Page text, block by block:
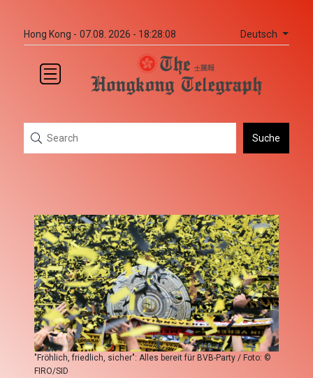
Hong Kong - 07.08. 2026 - 18:28:08 Deutsch
Suche
"Fröhlich, friedlich, sicher": Alles bereit für BVB-Party / Foto: ©
FIRO/SID